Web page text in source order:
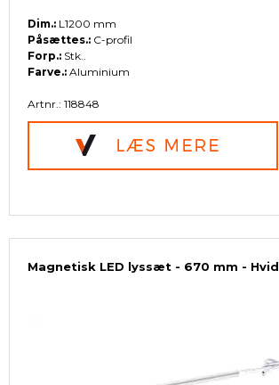
Dim.: L1200 mm
Påsættes.: C-profil
Forp.: Stk..
Farve.: Aluminium
Artnr.: 118848
Magnetisk LED lyssæt - 670 mm - Hvid